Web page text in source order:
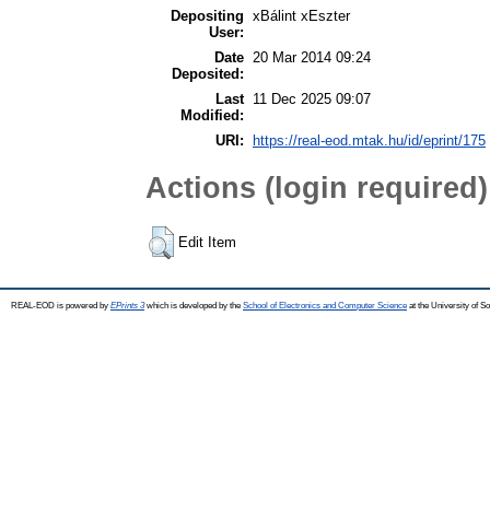
Depositing
User:
xBálint xEszter
Date
Deposited:
20 Mar 2014 09:24
Last
Modified:
11 Dec 2025 09:07
URI: https://real-eod.mtak.hu/id/eprint/175
Actions (login required)
Edit Item
REAL-EOD is powered by EPrints 3which is developed by the School of Electronics and Computer Science at the University of